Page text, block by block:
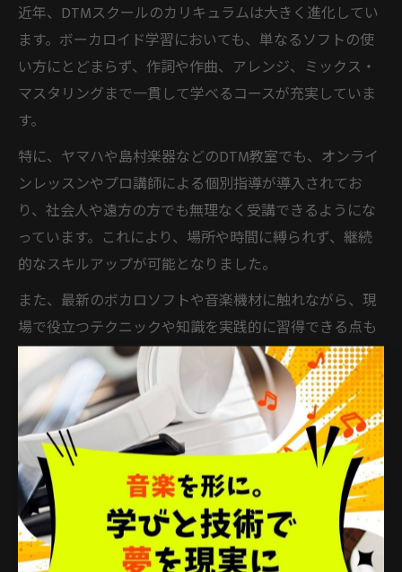
近年、DTMスクールのカリキュラムは大きく進化してい
ます。ボーカロイド学習においても、単なるソフトの使
い方にとどまらず、作詞や作曲、アレンジ、ミックス・
マスタリングまで一貫して学べるコースが充実していま
す。
特に、ヤマハや島村楽器などのDTM教室でも、オンライ
ンレッスンやプロ講師による個別指導が導入されてお
り、社会人や遠方の方でも無理なく受講できるようにな
っています。これにより、場所や時間に縛られず、継続
的なスキルアップが可能となりました。
また、最新のボカロソフトや音楽機材に触れながら、現
場で役立つテクニックや知識を実践的に習得できる点も
進化の一例です。こうした充実したカリキュラムによ
り、初心者からプロ志向まで幅広いニーズに応えるDTM
スクールの価値が高まっています。
プロ志向へ導くDTMスクールの魅力
とは
プロを目指すならDTMスクールで学ぶべき理由